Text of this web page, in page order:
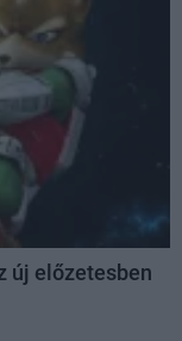
új előzetesben